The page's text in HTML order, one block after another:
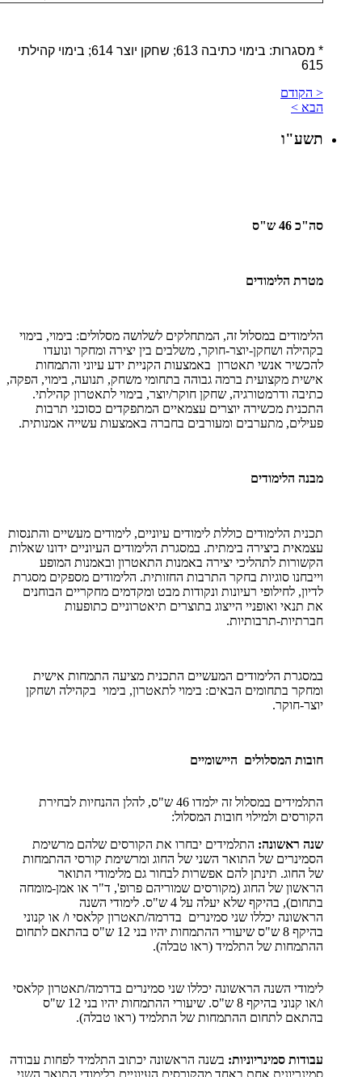
* מסגרות: בימוי כתיבה 613; שחקן יוצר 614; בימוי קהילתי
615
< הקודם
הבא >
תשע"ו
סה"כ 46 ש"ס
מטרת הלימודים
הלימודים במסלול זה, המתחלקים לשלושה מסלולים: בימוי, בימוי
בקהילה ושחקן-יוצר-חוקר, משלבים בין יצירה ומחקר ונועדו
להכשיר אנשי תאטרון באמצעות הקניית ידע עיוני והתמחות
אישית מקצועית ברמה גבוהה בתחומי משחק, תנועה, בימוי, הפקה,
כתיבה ודרמטורגיה, שחקן חוקר/יוצר, בימוי לתאטרון קהילתי.
התכנית מכשירה יוצרים עצמאיים המתפקדים כסוכני תרבות
פעילים, מתערבים ומעורבים בחברה באמצעות עשייה אמנותית.
מבנה הלימודים
תכנית הלימודים כוללת לימודים עיוניים, לימודים מעשיים והתנסות
עצמאית ביצירה בימתית. במסגרת הלימודים העיוניים ידונו שאלות
הקשורות לתהליכי יצירה באמנות התאטרון ובאמנות המופע
וייבחנו סוגיות בחקר התרבות החזותית. הלימודים מספקים מסגרת
לדיון, לחילופי רעיונות ונקודות מבט ומקדמים מחקריים הבוחנים
את תנאי ואופניי הייצוג בתוצרים תיאטרוניים כתופעות
חברתיות-תרבותיות.
במסגרת הלימודים המעשיים התכנית מציעה התמחות אישית
ומחקר בתחומים הבאים: בימוי לתאטרון, בימוי בקהילה ושחקן
יוצר-חוקר.
חובות המסלולים היישומיים
התלמידים במסלול זה ילמדו 46 ש"ס, להלן ההנחיות לבחירת
הקורסים ולמילוי חובות המסלול:
שנה ראשונה: התלמידים יבחרו את הקורסים שלהם מרשימת
הסמינרים של התואר השני של החוג ומרשימת קורסי ההתמחות
של החוג. תינתן להם אפשרות לבחור גם מלימודי התואר
הראשון של החוג (מקורסים שמוריהם פרופ', ד"ר או אמן-מומחה
בתחום), בהיקף שלא יעלה על 4 ש"ס. לימודי השנה
הראשונה יכללו שני סמינרים בדרמה/תאטרון קלאסי ו/ או קנוני
בהיקף 8 ש"ס שיעורי ההתמחות יהיו בני 12 ש"ס בהתאם לתחום
ההתמחות של התלמיד (ראו טבלה).
לימודי השנה הראשונה יכללו שני סמינרים בדרמה/תאטרון קלאסי
ו/או קנוני בהיקף 8 ש"ס. שיעורי ההתמחות יהיו בני 12 ש"ס
בהתאם לתחום ההתמחות של התלמיד (ראו טבלה).
עבודות סמינריוניות: בשנה הראשונה יכתוב התלמיד לפחות עבודה
סמינריונית אחת באחד מהקורסים העיוניים בלימודי התואר השני